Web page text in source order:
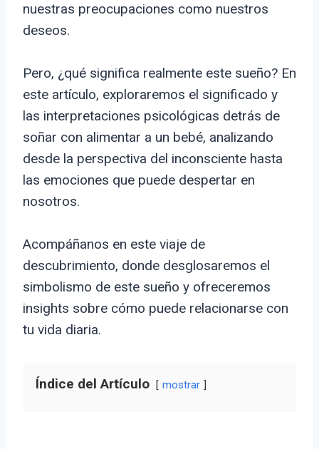
nuestras preocupaciones como nuestros
deseos.
Pero, ¿qué significa realmente este sueño? En
este artículo, exploraremos el significado y
las interpretaciones psicológicas detrás de
soñar con alimentar a un bebé, analizando
desde la perspectiva del inconsciente hasta
las emociones que puede despertar en
nosotros.
Acompáñanos en este viaje de
descubrimiento, donde desglosaremos el
simbolismo de este sueño y ofreceremos
insights sobre cómo puede relacionarse con
tu vida diaria.
Índice del Artículo mostrar